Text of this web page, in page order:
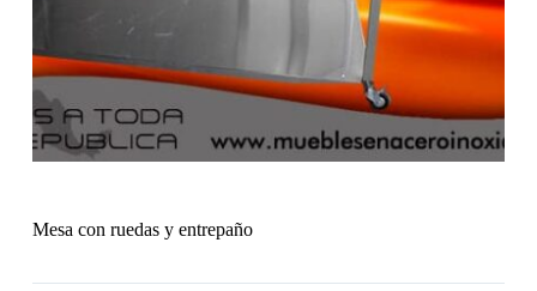
Mesa con ruedas y entrepaño